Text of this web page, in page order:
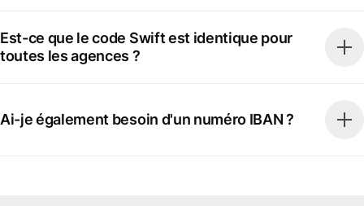
Est-ce que le code Swift est identique pour
toutes les agences ?
Ai-je également besoin d'un numéro IBAN ?